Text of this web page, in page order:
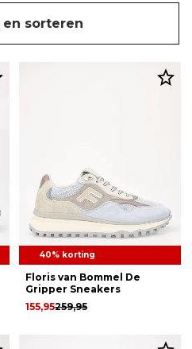
sorteren
40% korting
Floris van Bommel De
Gripper Sneakers
259,95
155,95